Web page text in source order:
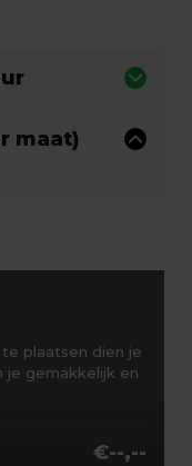
maat)
plaatsen dien je
je gemakkelijk en
€--,--